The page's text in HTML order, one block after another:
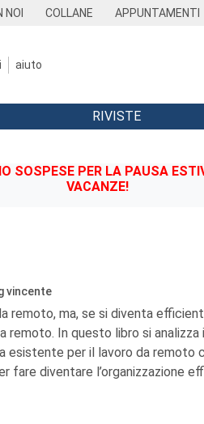
NOI COLLANE APPUNTAMENTI
aiuto
RIVISTE
SOSPESE PER LA PAUSA
VACANZE!
vincente
remoto, ma, se si diventa
remoto. In questo libro si analizza
esistente per il lavoro da remoto
diventare l’organizzazione